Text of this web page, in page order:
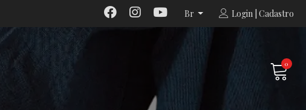
Br Login | Cadastro
0